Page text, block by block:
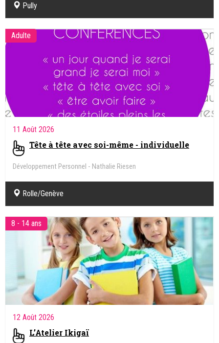
Pully
Adulte
11 Août 2026
Tête à tête avec soi-même - individuelle
Développement Personnel - Nathalie Riesen
Rolle/Genève
8 - 14 ans
12 Août 2026
L’Atelier Ikigaï